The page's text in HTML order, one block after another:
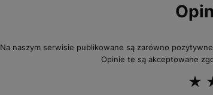
Na naszym serwisie publikowane są zarówno
Opinie te są akceptowane